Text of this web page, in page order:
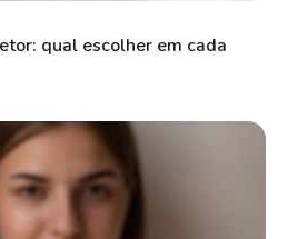
qual escolher em cada